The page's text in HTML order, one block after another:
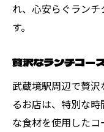
れ、心安らぐラン
す。
贅沢なランチコー
武蔵境駅周辺で贅
るお店は、特別な
な食材を使用した